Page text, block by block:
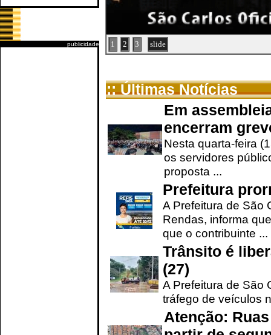
publicidade 1 2 3 slide
:: Últimas Notícias
Em
encerram
Nesta quarta-feira
os servidores
proposta ...
Prefeitura
A Prefeitura de São
Rendas, informa
que o contribuinte ...
Trânsito é
(27)
A Prefeitura de São
tráfego de veículos
Atenção: